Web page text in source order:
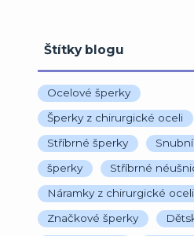
Štítky blogu
Ocelové šperky
Šperky z chirurgické oceli
Stříbrné šperky
šperky
Stříbrné
Náramky z chirurgické oceli
Značkové šperky